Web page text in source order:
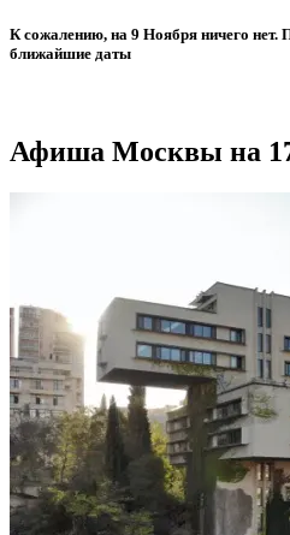
К сожалению, на 9 Ноября ничего нет.
ближайшие даты
Афиша Москвы на